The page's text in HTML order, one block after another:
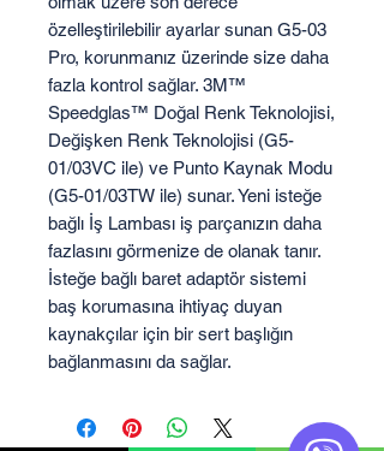
özelleştirilebilir ayarlar sunan G5-03
Pro, korunmanız üzerinde size daha
fazla kontrol sağlar. 3M™
Speedglas™ Doğal Renk Teknolojisi,
Değişken Renk Teknolojisi (G5-
01/03VC ile) ve Punto Kaynak Modu
(G5-01/03TW ile) sunar. Yeni isteğe
bağlı İş Lambası iş parçanızın daha
fazlasını görmenize de olanak tanır.
İsteğe bağlı baret adaptör sistemi
baş korumasına ihtiyaç duyan
kaynakçılar için bir sert başlığın
bağlanmasını da sağlar.